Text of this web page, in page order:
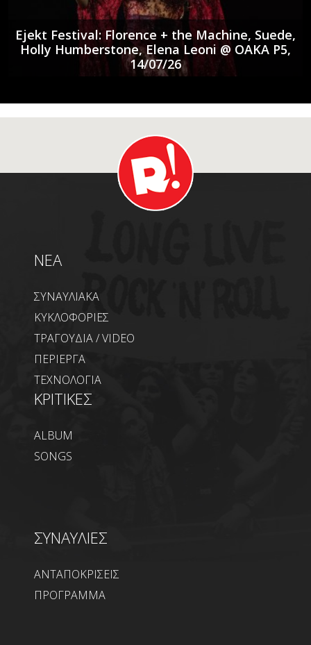
Ejekt Festival: Florence + the Machine, Suede,
Holly Humberstone, Elena Leoni @ ΟΑΚΑ P5,
14/07/26
NEA
ΣΥΝΑΥΛΙΑΚΑ
ΚΥΚΛΟΦΟΡΙΕΣ
ΤΡΑΓΟΥΔΙΑ / VIDEO
ΠΕΡΙΕΡΓΑ
ΤΕΧΝΟΛΟΓΙΑ
ΚΡΙΤΙΚΕΣ
ALBUM
SONGS
ΣΥΝΑΥΛΙΕΣ
ΑΝΤΑΠΟΚΡΙΣΕΙΣ
ΠΡΟΓΡΑΜΜΑ